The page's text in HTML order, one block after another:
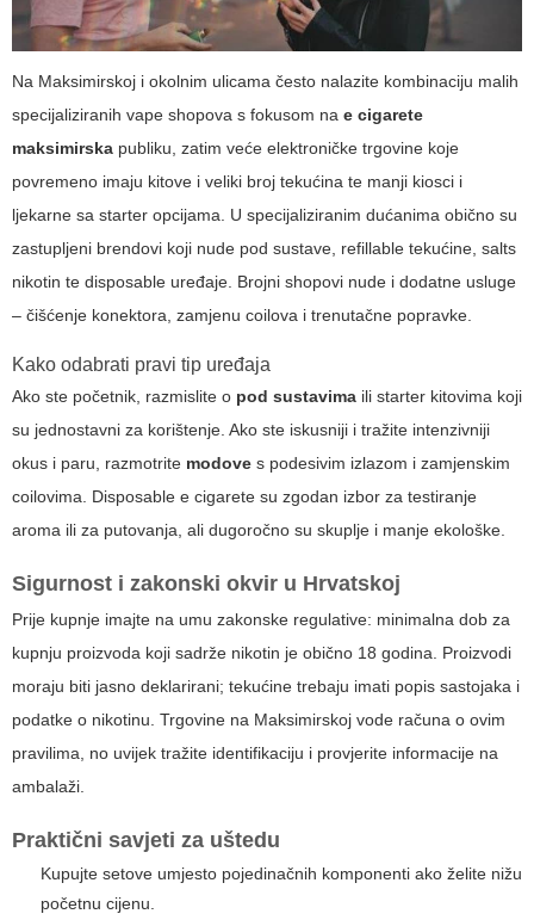
Na Maksimirskoj i okolnim ulicama često nalazite kombinaciju malih
specijaliziranih vape shopova s fokusom na e cigarete
maksimirska publiku, zatim veće elektroničke trgovine koje
povremeno imaju kitove i veliki broj tekućina te manji kiosci i
ljekarne sa starter opcijama. U specijaliziranim dućanima obično su
zastupljeni brendovi koji nude pod sustave, refillable tekućine, salts
nikotin te disposable uređaje. Brojni shopovi nude i dodatne usluge
– čišćenje konektora, zamjenu coilova i trenutačne popravke.
Kako odabrati pravi tip uređaja
Ako ste početnik, razmislite o pod sustavima ili starter kitovima koji
su jednostavni za korištenje. Ako ste iskusniji i tražite intenzivniji
okus i paru, razmotrite modove s podesivim izlazom i zamjenskim
coilovima. Disposable e cigarete su zgodan izbor za testiranje
aroma ili za putovanja, ali dugoročno su skuplje i manje ekološke.
Sigurnost i zakonski okvir u Hrvatskoj
Prije kupnje imajte na umu zakonske regulative: minimalna dob za
kupnju proizvoda koji sadrže nikotin je obično 18 godina. Proizvodi
moraju biti jasno deklarirani; tekućine trebaju imati popis sastojaka i
podatke o nikotinu. Trgovine na Maksimirskoj vode računa o ovim
pravilima, no uvijek tražite identifikaciju i provjerite informacije na
ambalaži.
Praktični savjeti za uštedu
Kupujte setove umjesto pojedinačnih komponenti ako želite nižu
početnu cijenu.